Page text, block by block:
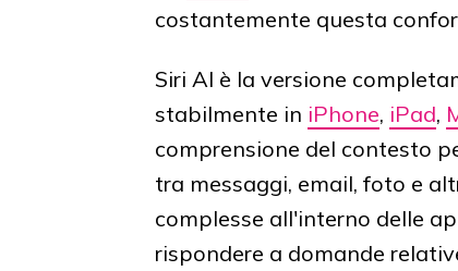
costantemente questa
Siri AI è la versione
stabilmente in iPhone, iPad,
comprensione del contesto
tra messaggi, email, foto e
complesse all'interno delle
rispondere a domande